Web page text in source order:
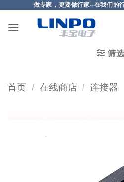
做专家，更要做行家--在我们的
筛选
首页 / 在线商店 / 连接器